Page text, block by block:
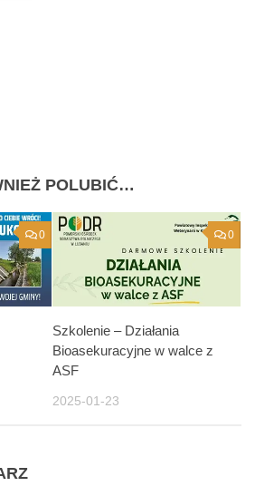
POLUBIĆ…
0 0
Szkolenie – Działania
Bioasekuracyjne w walce z
ASF
2025-01-23